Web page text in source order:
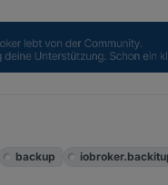
backup